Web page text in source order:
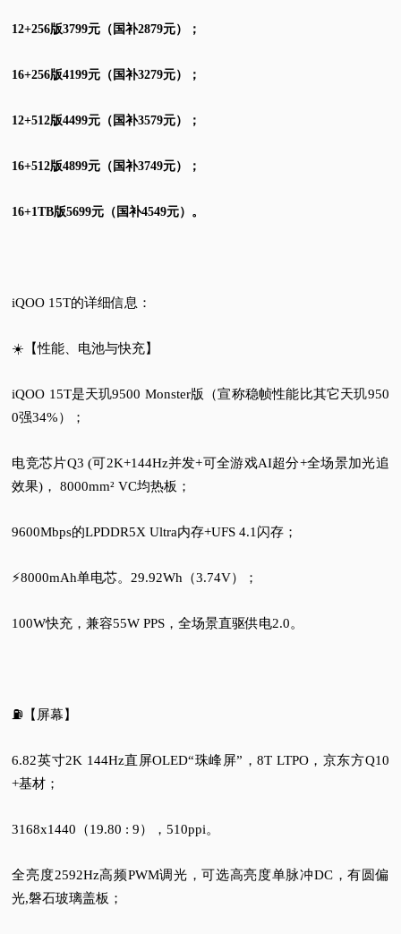
12+256版3799元（国补2879元）；
16+256版4199元（国补3279元）；
12+512版4499元（国补3579元）；
16+512版4899元（国补3749元）；
16+1TB版5699元（国补4549元）。
iQOO 15T的详细信息：
☀️【性能、电池与快充】
iQOO 15T是天玑9500 Monster版（宣称稳帧性能比其它天玑950
0强34%）；
电竞芯片Q3 (可2K+144Hz并发+可全游戏AI超分+全场景加光追
效果)， 8000mm² VC均热板；
9600Mbps的LPDDR5X Ultra内存+UFS 4.1闪存；
⚡8000mAh单电芯。29.92Wh（3.74V）；
100W快充，兼容55W PPS，全场景直驱供电2.0。
⛽【屏幕】
6.82英寸2K 144Hz直屏OLED“珠峰屏”，8T LTPO，京东方Q10
+基材；
3168x1440（19.80 : 9），510ppi。
全亮度2592Hz高频PWM调光，可选高亮度单脉冲DC，有圆偏
光,磐石玻璃盖板；